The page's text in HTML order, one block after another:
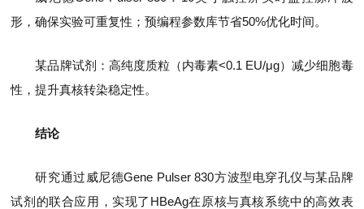
形，确保实验可重复性；预编程参数库节省50%优化时间。
某品牌试剂：高纯度质粒（内毒素<0.1 EU/μg）减少细胞毒
性，提升真核转染稳定性。
结论
研究通过威尼德Gene Pulser 830方波型电穿孔仪与某品牌
试剂的联合应用，实现了HBeAg在原核与真核系统中的高效表